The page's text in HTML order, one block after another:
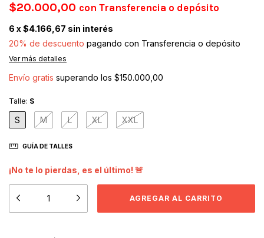
$20.000,00 con Transferencia o depósito
6 x$4.166,67 sin interés
20% de descuento pagando con Transferencia o depósito
Ver más detalles
Envío gratis superando los $150.000,00
Talle: S
S M L XL XXL
GUÍA DE TALLES
¡No te lo pierdas, es el último! 🚨